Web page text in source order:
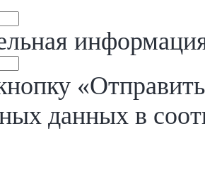
данных в